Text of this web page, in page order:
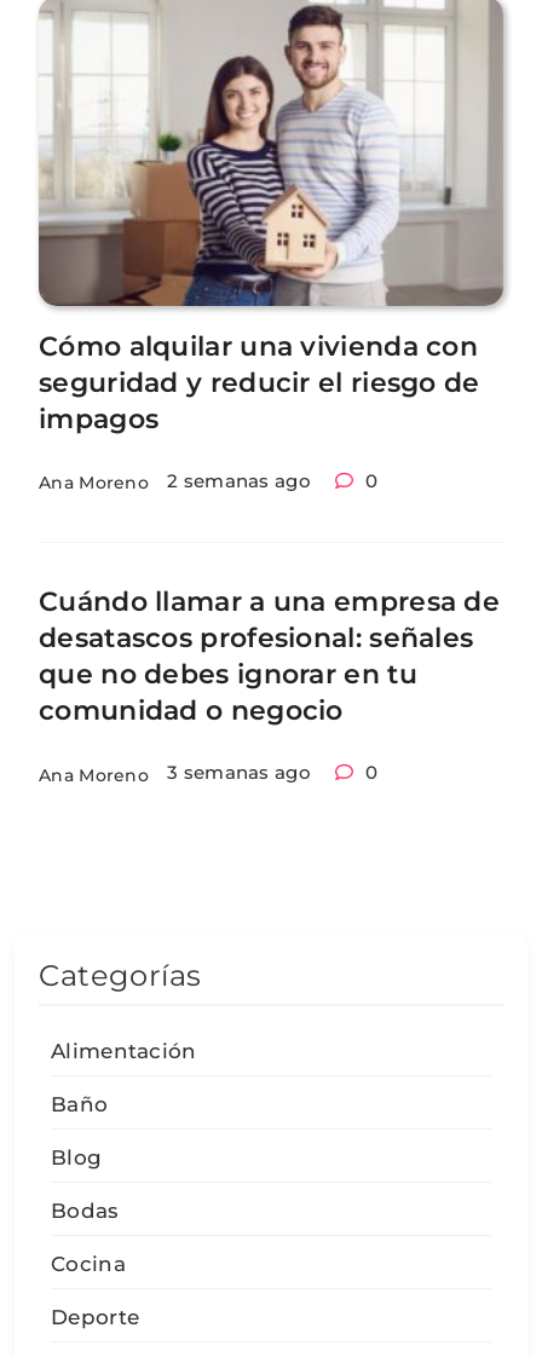
Cómo alquilar una vivienda con
seguridad y reducir el riesgo de
impagos
Ana Moreno 2 semanas ago 0
Cuándo llamar a una empresa de
desatascos profesional: señales
que no debes ignorar en tu
comunidad o negocio
Ana Moreno 3 semanas ago 0
Categorías
Alimentación
Baño
Blog
Bodas
Cocina
Deporte